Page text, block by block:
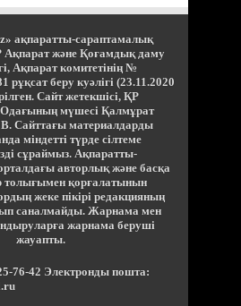
ақпаратты-сараптамалық
Ақпарат және Қоғамдық даму
Ақпарат комитетінің №
рұқсат беру куәлігі (23.11.2020
Сайт жетекшісі, ҚР
мүшесі Қалмұрат
Сайттағы материалдарды
міндетті түрде сілтеме
сұраймыз. Ақпаратты-
авторлық және басқа
толығымен қорғалатынын
жеке пікірі редакцияның
саналмайды. Жарнама мен
жарнама беруші
жауапты.
76-42 Электронды пошта: